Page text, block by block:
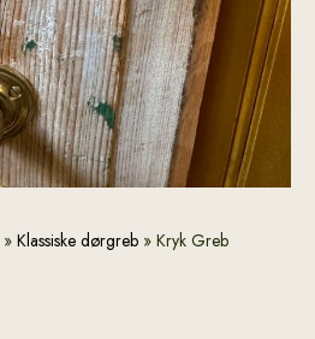
» Klassiske dørgreb » Kryk Greb